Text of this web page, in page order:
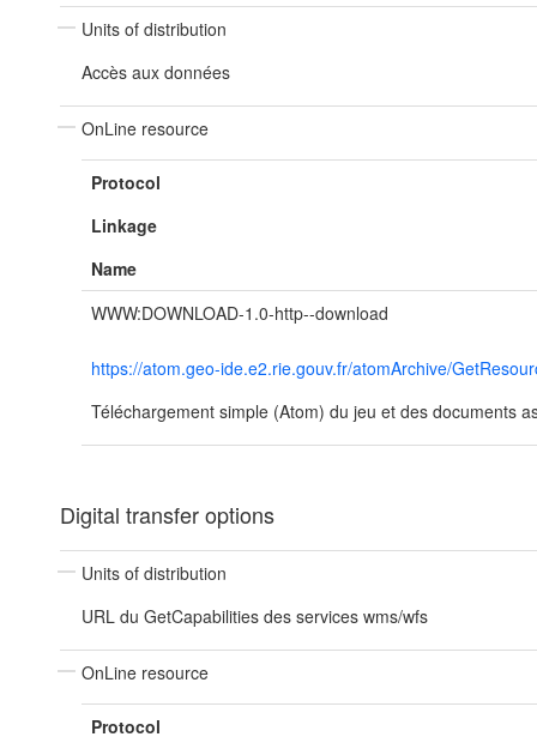
Units of distribution
Accès aux données
OnLine resource
Protocol
Linkage
Name
WWW:DOWNLOAD-1.0-http--download
https://atom.geo-ide.e2.rie.gouv.fr/atomArchive/
Téléchargement simple (Atom) du jeu et des documents
Digital transfer options
Units of distribution
URL du GetCapabilities des services wms/wfs
OnLine resource
Protocol